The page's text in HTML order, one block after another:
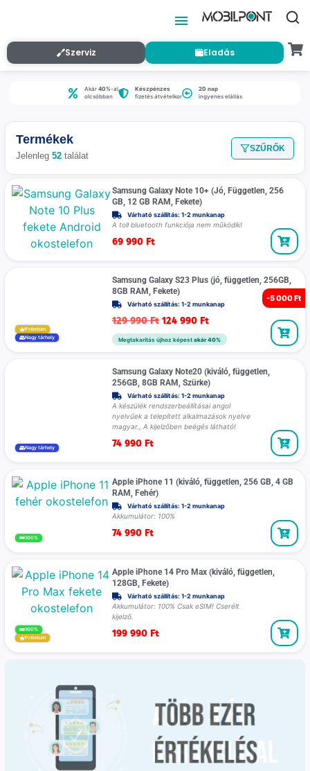
Szerviz Eladás
Akár40%-al
olcsóbban
Készpénzes
fizetés átvételkor
20 nap
ingyenes elállás
Termékek
Jelenleg 52 találat
SZŰRŐK
Samsung Galaxy Note 10+ (Jó, Független, 256
GB, 12 GB RAM, Fekete)
Várható szállítás: 1-2 munkanap
A toll bluetooth funkciója nem működik!
69 990 Ft
-5 000 Ft
Prémium
Nagy tárhely
Samsung Galaxy S23 Plus (jó, független, 256GB,
8GB RAM, Fekete)
Várható szállítás: 1-2 munkanap
129 990Ft 124 990 Ft
Megtakarítás újhoz képest akár 40%
Nagy tárhely
Samsung Galaxy Note20 (kiváló, független,
256GB, 8GB RAM, Szürke)
Várható szállítás: 1-2 munkanap
A készülék rendszerbeállításai angol
nyelvűek a telepített alkalmazások nyelve
magyar., A kijelzőben beégés látható!
74 990 Ft
100%
Apple iPhone 11 (kiváló, független, 256 GB, 4 GB
RAM, Fehér)
Várható szállítás: 1-2 munkanap
Akkumulátor: 100%
74 990 Ft
100%
Prémium
Apple iPhone 14 Pro Max (kiváló, független,
128GB, Fekete)
Várható szállítás: 1-2 munkanap
Akkumulátor: 100% Csak eSIM! Cserélt
kijelző.
199 990 Ft